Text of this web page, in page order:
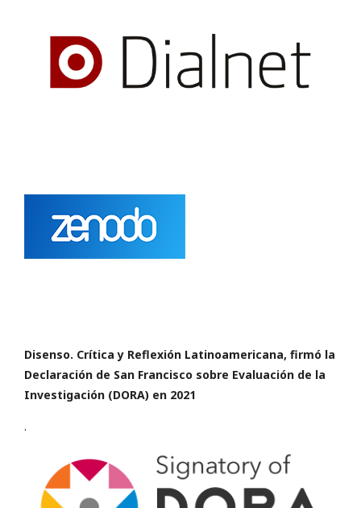
Disenso. Crítica y Reflexión Latinoamericana, firmó la
Declaración de San Francisco sobre Evaluación de la
Investigación (DORA) en 2021
.